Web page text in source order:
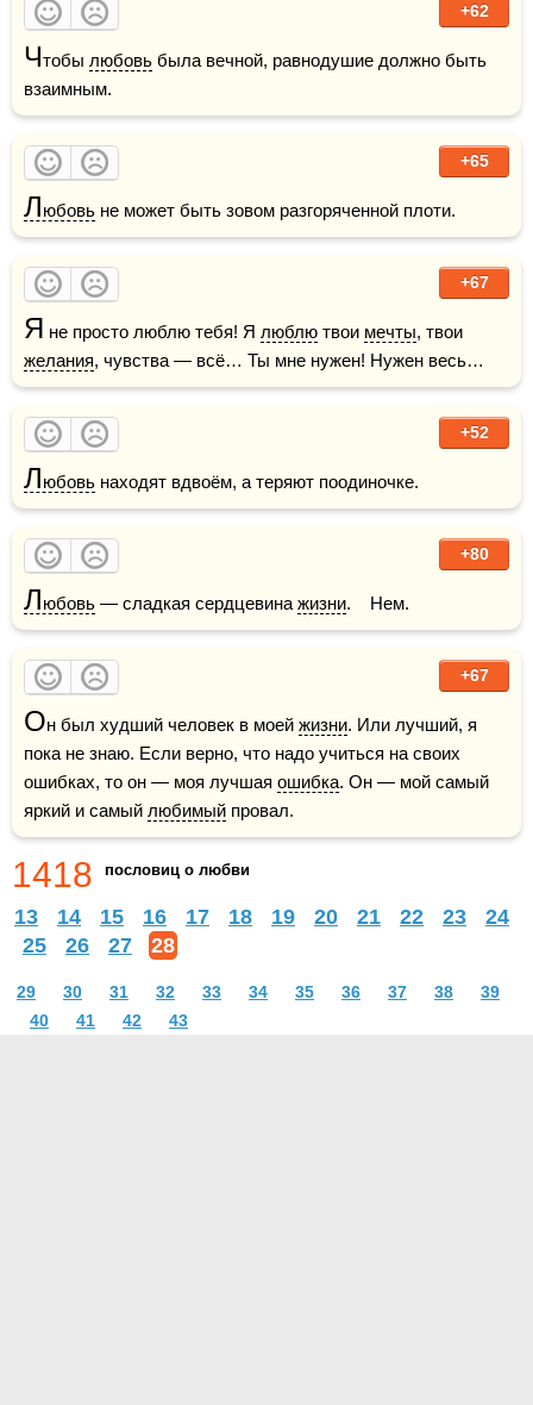
+62
Чтобы любовь была вечной, равнодушие должно быть
взаимным.
+65
Любовь не может быть зовом разгоряченной плоти.
+67
Я не просто люблю тебя! Я люблю твои мечты
желания, чувства — всё… Ты мне нужен! Нужен весь…
+52
Любовь находят вдвоём, а теряют поодиночке.
+80
Любовь — сладкая сердцевина жизни.    Нем.
+67
Он был худший человек в моей жизни. Или лучший, я
пока не знаю. Если верно, что надо учиться на своих
ошибках, то он — моя лучшая ошибка. Он — мой самый
яркий и самый любимый провал.
1418 пословиц о любви
13 14 15 16 17 18 19 20 21 22 23
24
25
26 27 28
29 30 31 32 33 34 35 36 37 38
39
40
41 42 43